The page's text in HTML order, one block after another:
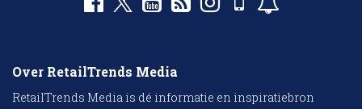
Over RetailTrends Media
RetailTrends Media is dé informatie en inspiratiebron